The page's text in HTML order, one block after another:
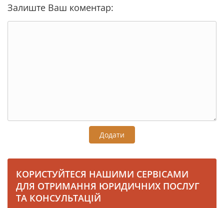
Залиште Ваш коментар:
Додати
КОРИСТУЙТЕСЯ НАШИМИ СЕРВІСАМИ
ДЛЯ ОТРИМАННЯ ЮРИДИЧНИХ ПОСЛУГ
ТА КОНСУЛЬТАЦІЙ